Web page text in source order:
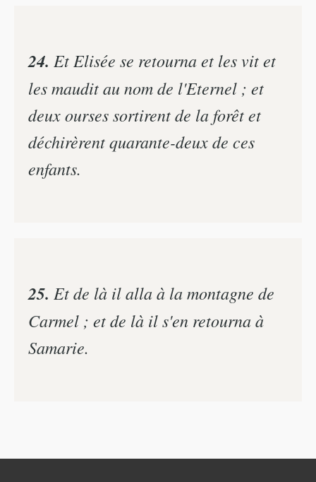
24. Et Elisée se retourna et les vit et
les maudit au nom de l'Eternel ; et
deux ourses sortirent de la forêt et
déchirèrent quarante-deux de ces
enfants.
25. Et de là il alla à la montagne de
Carmel ; et de là il s'en retourna à
Samarie.